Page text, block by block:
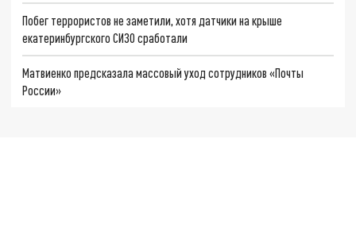
Побег террористов не заметили, хотя датчики на крыше
екатеринбургского СИЗО сработали
Матвиенко предсказала массовый уход сотрудников «Почты
России»